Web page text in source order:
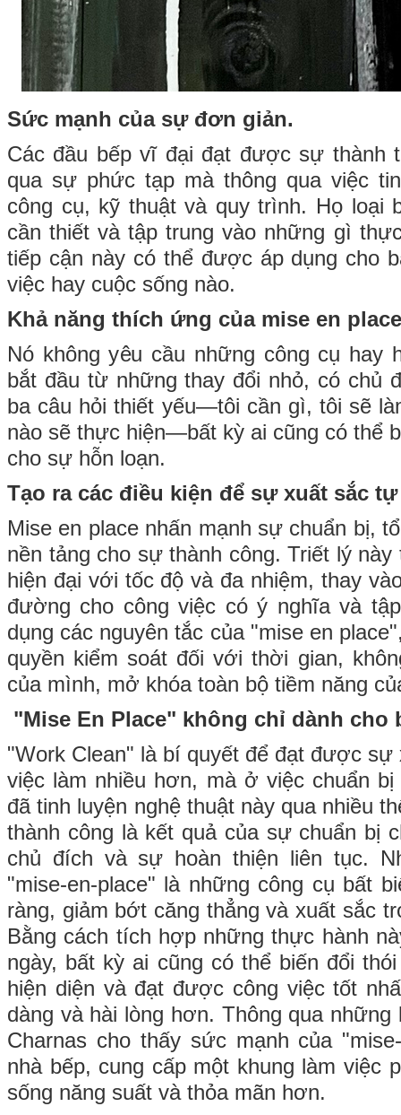
Sức mạnh của sự đơn giản.
Các đầu bếp vĩ đại đạt được sự thành
qua sự phức tạp mà thông qua việc
công cụ, kỹ thuật và quy trình. Họ loại
cần thiết và tập trung vào những gì
tiếp cận này có thể được áp dụng cho
việc hay cuộc sống nào.
Khả năng thích ứng của mise en
Nó không yêu cầu những công cụ hay
bắt đầu từ những thay đổi nhỏ, có chủ
ba câu hỏi thiết yếu—tôi cần gì, tôi sẽ
nào sẽ thực hiện—bất kỳ ai cũng có thể
cho sự hỗn loạn.
Tạo ra các điều kiện để sự xuất sắc
Mise en place nhấn mạnh sự chuẩn bị,
nền tảng cho sự thành công. Triết lý
hiện đại với tốc độ và đa nhiệm, thay
đường cho công việc có ý nghĩa và
dụng các nguyên tắc của "mise en
quyền kiểm soát đối với thời gian,
của mình, mở khóa toàn bộ tiềm năng
"Mise En Place" không chỉ dành cho
"Work Clean" là bí quyết để đạt được sự
việc làm nhiều hơn, mà ở việc chuẩn
đã tinh luyện nghệ thuật này qua nhiều
thành công là kết quả của sự chuẩn bị
chủ đích và sự hoàn thiện liên tục.
"mise-en-place" là những công cụ bất
ràng, giảm bớt căng thẳng và xuất sắc
Bằng cách tích hợp những thực hành
ngày, bất kỳ ai cũng có thể biến đổi
hiện diện và đạt được công việc tốt
dàng và hài lòng hơn. Thông qua
Charnas cho thấy sức mạnh của
nhà bếp, cung cấp một khung làm việc
sống năng suất và thỏa mãn hơn.